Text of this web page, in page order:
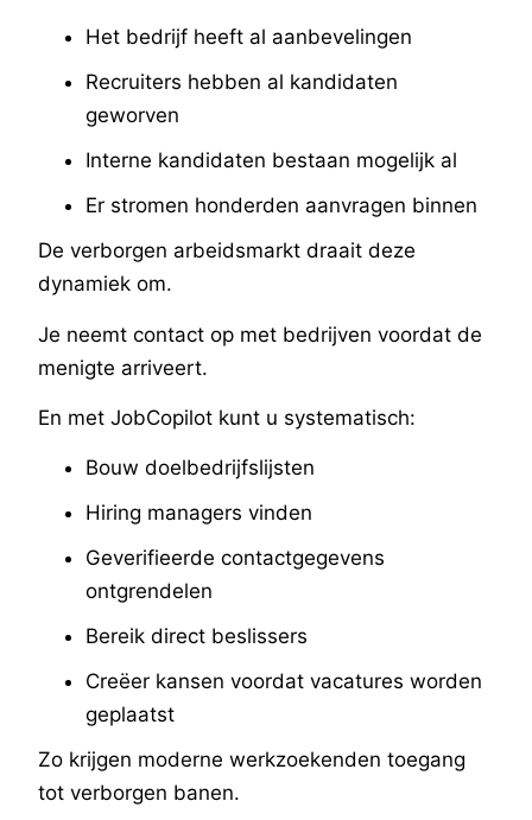
Het bedrijf heeft al aanbevelingen
Recruiters hebben al kandidaten
geworven
Interne kandidaten bestaan mogelijk al
Er stromen honderden aanvragen binnen
De verborgen arbeidsmarkt draait deze
dynamiek om.
Je neemt contact op met bedrijven voordat de
menigte arriveert.
En met JobCopilot kunt u systematisch:
Bouw doelbedrijfslijsten
Hiring managers vinden
Geverifieerde contactgegevens
ontgrendelen
Bereik direct beslissers
Creëer kansen voordat vacatures worden
geplaatst
Zo krijgen moderne werkzoekenden toegang
tot verborgen banen.